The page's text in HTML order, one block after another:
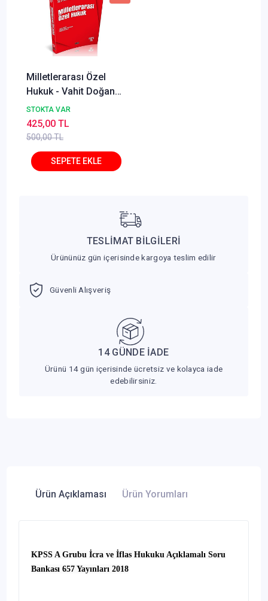
Milletlerarası Özel
Hukuk - Vahit Doğan
Savaş Yayınları
STOKTA VAR
500,00 TL
425,00 TL
TESLİMAT BİLGİLERİ
Ürününüz gün içerisinde kargoya teslim edilir
Güvenli Alışveriş
14 GÜNDE İADE
Ürünü 14 gün içerisinde ücretsiz ve kolayca iade
edebilirsiniz.
Ürün Açıklaması Ürün Yorumları
KPSS A Grubu İcra ve İflas Hukuku Açıklamalı Soru
Bankası 657 Yayınları 2018